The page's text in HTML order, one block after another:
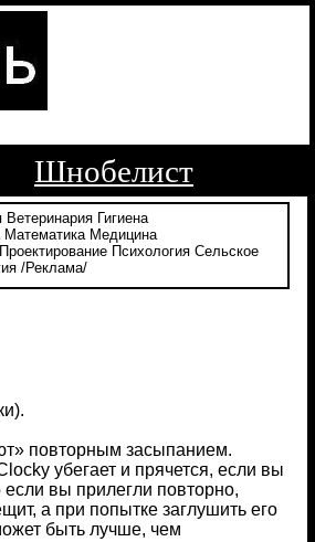
Шнобелист
Ветеринария Гигиена
Математика Медицина
Проектирование Психология Сельское
/Реклама/
повторным засыпанием.
убегает и прячется, если вы
если вы прилегли повторно,
а при попытке заглушить его
быть лучше, чем